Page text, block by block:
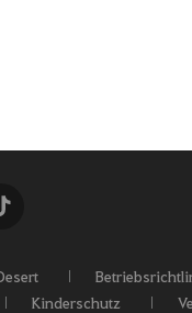
Kinderschutz